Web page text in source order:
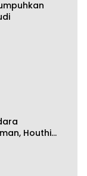
Houthi